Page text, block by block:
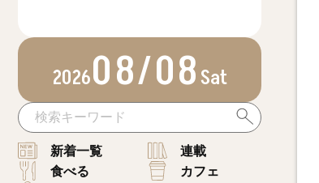
202608/08Sat
新着一覧
連載
食べる
カフェ